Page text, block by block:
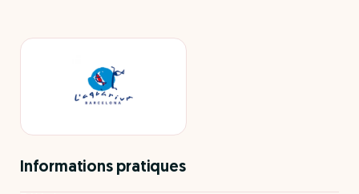
Informations pratiques